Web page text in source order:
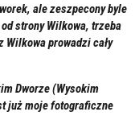
ale zeszpecony byle
strony Wilkowa, trzeba
Wilkowa prowadzi cały
Dworze (Wysokim
już moje fotograficzne